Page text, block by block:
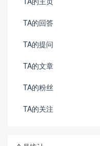
TA的回答
TA的提问
TA的文章
TA的粉丝
TA的关注